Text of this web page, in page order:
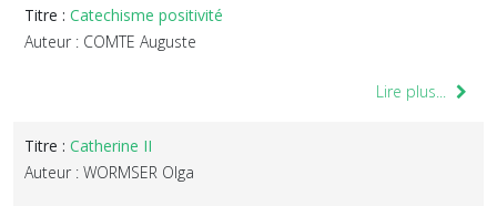
Titre : Catechisme positivité
Auteur : COMTE Auguste
Lire plus...
Titre : Catherine II
Auteur : WORMSER Olga